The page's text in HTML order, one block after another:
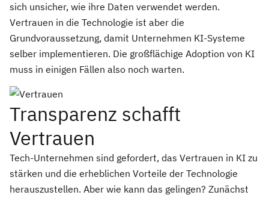
sich unsicher, wie ihre Daten verwendet werden.
Vertrauen in die Technologie ist aber die
Grundvoraussetzung, damit Unternehmen KI-Systeme
selber implementieren. Die großflächige Adoption von KI
muss in einigen Fällen also noch warten.
Transparenz schafft
Vertrauen
Tech-Unternehmen sind gefordert, das Vertrauen in KI zu
stärken und die erheblichen Vorteile der Technologie
herauszustellen. Aber wie kann das gelingen? Zunächst